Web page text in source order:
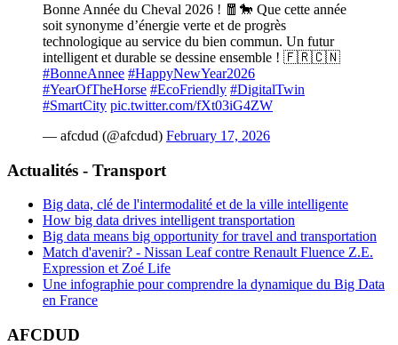
Bonne Année du Cheval 2026 ! 🧧🐎 Que cette année
soit synonyme d’énergie verte et de progrès
technologique au service du bien commun. Un futur
intelligent et durable se dessine ensemble ! 🇫🇷🇨🇳
#BonneAnnee #HappyNewYear2026
#YearOfTheHorse #EcoFriendly #DigitalTwin
#SmartCity pic.twitter.com/fXt03iG4ZW
— afcdud (@afcdud) February 17, 2026
Actualités - Transport
Big data, clé de l'intermodalité et de la ville intelligente
How big data drives intelligent transportation
Big data means big opportunity for travel and transportation
Match d'avenir? - Nissan Leaf contre Renault Fluence Z.E.
Expression et Zoé Life
Une infographie pour comprendre la dynamique du Big Data
en France
AFCDUD